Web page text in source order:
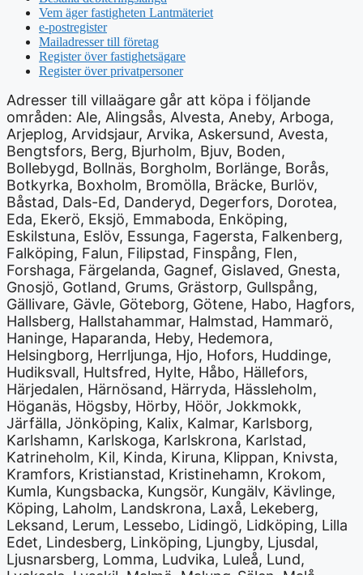
Vem äger fastigheten Lantmäteriet
e-postregister
Mailadresser till företag
Register över fastighetsägare
Register över privatpersoner
Adresser till villaägare går att köpa i följande
områden: Ale, Alingsås, Alvesta, Aneby, Arboga,
Arjeplog, Arvidsjaur, Arvika, Askersund, Avesta,
Bengtsfors, Berg, Bjurholm, Bjuv, Boden,
Bollebygd, Bollnäs, Borgholm, Borlänge, Borås,
Botkyrka, Boxholm, Bromölla, Bräcke, Burlöv,
Båstad, Dals-Ed, Danderyd, Degerfors, Dorotea,
Eda, Ekerö, Eksjö, Emmaboda, Enköping,
Eskilstuna, Eslöv, Essunga, Fagersta, Falkenberg,
Falköping, Falun, Filipstad, Finspång, Flen,
Forshaga, Färgelanda, Gagnef, Gislaved, Gnesta,
Gnosjö, Gotland, Grums, Grästorp, Gullspång,
Gällivare, Gävle, Göteborg, Götene, Habo, Hagfors,
Hallsberg, Hallstahammar, Halmstad, Hammarö,
Haninge, Haparanda, Heby, Hedemora,
Helsingborg, Herrljunga, Hjo, Hofors, Huddinge,
Hudiksvall, Hultsfred, Hylte, Håbo, Hällefors,
Härjedalen, Härnösand, Härryda, Hässleholm,
Höganäs, Högsby, Hörby, Höör, Jokkmokk,
Järfälla, Jönköping, Kalix, Kalmar, Karlsborg,
Karlshamn, Karlskoga, Karlskrona, Karlstad,
Katrineholm, Kil, Kinda, Kiruna, Klippan, Knivsta,
Kramfors, Kristianstad, Kristinehamn, Krokom,
Kumla, Kungsbacka, Kungsör, Kungälv, Kävlinge,
Köping, Laholm, Landskrona, Laxå, Lekeberg,
Leksand, Lerum, Lessebo, Lidingö, Lidköping, Lilla
Edet, Lindesberg, Linköping, Ljungby, Ljusdal,
Ljusnarsberg, Lomma, Ludvika, Luleå, Lund,